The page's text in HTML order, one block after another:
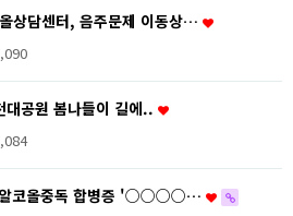
상담센터, 음주문제 이동상…
대공원 봄나들이 길에..
알코올중독 합병증 '○○○○…